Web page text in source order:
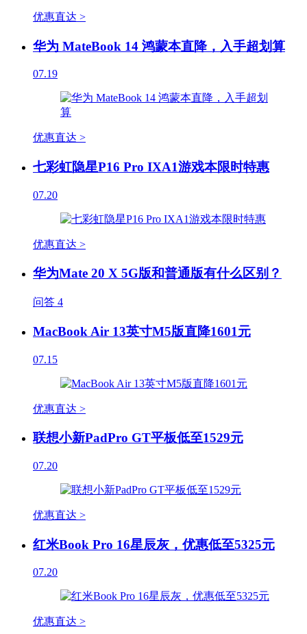
优惠直达 >
华为 MateBook 14 鸿蒙本直降，入手超划算
07.19
优惠直达 >
七彩虹隐星P16 Pro IXA1游戏本限时特惠
07.20
优惠直达 >
华为Mate 20 X 5G版和普通版有什么区别？
问答 4
MacBook Air 13英寸M5版直降1601元
07.15
优惠直达 >
联想小新PadPro GT平板低至1529元
07.20
优惠直达 >
红米Book Pro 16星辰灰，优惠低至5325元
07.20
优惠直达 >